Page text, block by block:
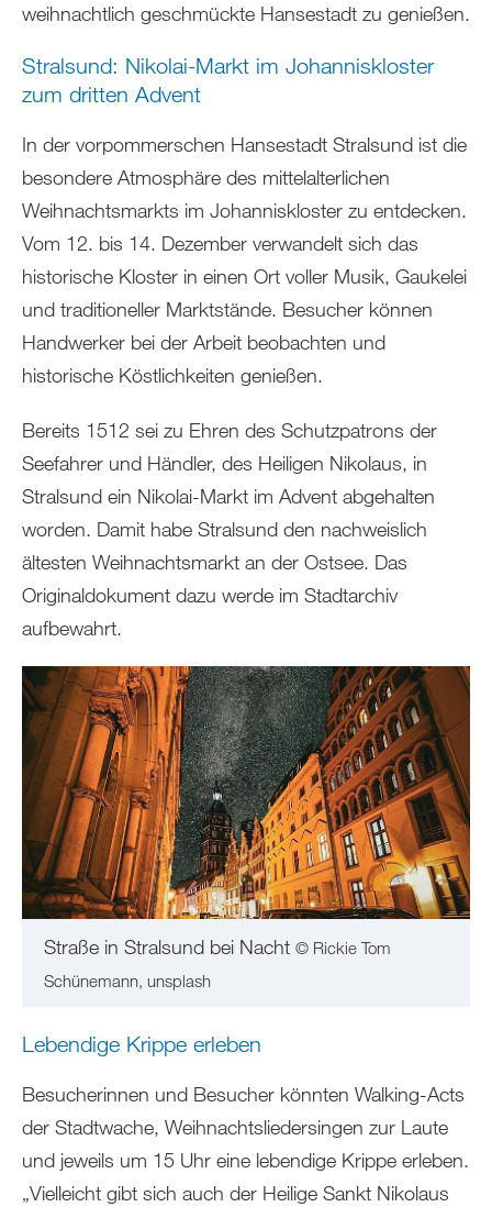
weihnachtlich geschmückte Hansestadt zu genießen.
Stralsund: Nikolai-Markt im Johanniskloster
zum dritten Advent
In der vorpommerschen Hansestadt Stralsund ist die
besondere Atmosphäre des mittelalterlichen
Weihnachtsmarkts im Johanniskloster zu entdecken.
Vom 12. bis 14. Dezember verwandelt sich das
historische Kloster in einen Ort voller Musik, Gaukelei
und traditioneller Marktstände. Besucher können
Handwerker bei der Arbeit beobachten und
historische Köstlichkeiten genießen.
Bereits 1512 sei zu Ehren des Schutzpatrons der
Seefahrer und Händler, des Heiligen Nikolaus, in
Stralsund ein Nikolai-Markt im Advent abgehalten
worden. Damit habe Stralsund den nachweislich
ältesten Weihnachtsmarkt an der Ostsee. Das
Originaldokument dazu werde im Stadtarchiv
aufbewahrt.
Straße in Stralsund bei Nacht © Rickie Tom
Schünemann, unsplash
Lebendige Krippe erleben
Besucherinnen und Besucher könnten Walking-Acts
der Stadtwache, Weihnachtsliedersingen zur Laute
und jeweils um 15 Uhr eine lebendige Krippe erleben.
„Vielleicht gibt sich auch der Heilige Sankt Nikolaus